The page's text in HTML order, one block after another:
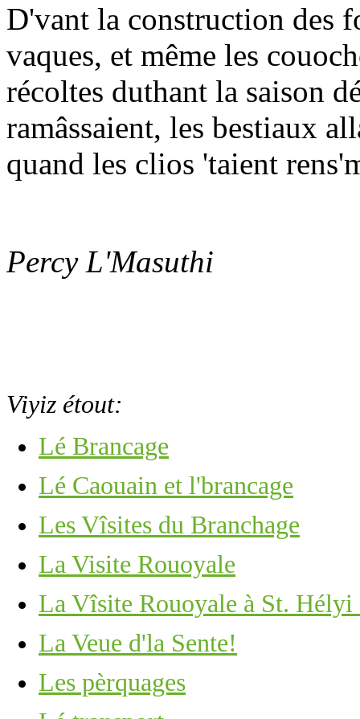
D'vant la construction des
vaques, et même les
récoltes duthant la saison
ramâssaient, les bestiaux
quand les clios 'taient
Percy L'Masuthi
Viyiz étout:
Lé Brancage
Lé Caouain et l'brancage
Les Vîsites du Branchage
La Visite Rouoyale
La Vîsite Rouoyale à St. Hélyi
La Veue d'la Sente!
Les pèrquages